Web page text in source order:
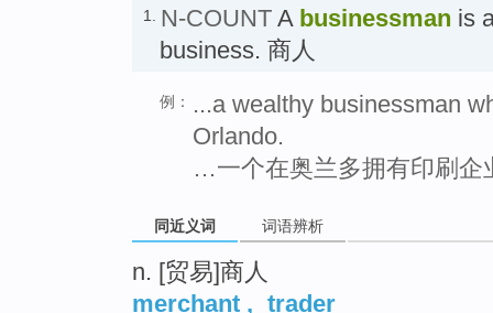
1. N-COUNT A businessman is
business. 商人
例：
...a wealthy businessman
Orlando.
…一个在奥兰多拥有印刷企
同近义词 词语辨析
n. [贸易]商人
merchant , trader